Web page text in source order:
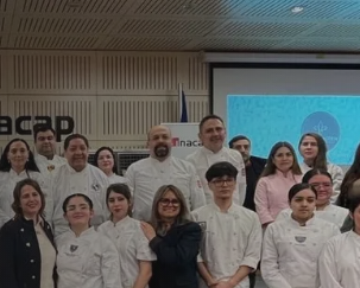
lidera la
Pehuenche
Los